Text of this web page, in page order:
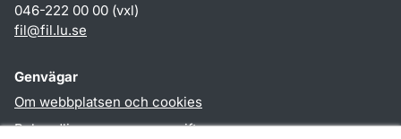
046-222 00 00 (vxl)
fil@fil.lu.se
Genvägar
Om webbplatsen och cookies
Behandling av personuppgifter